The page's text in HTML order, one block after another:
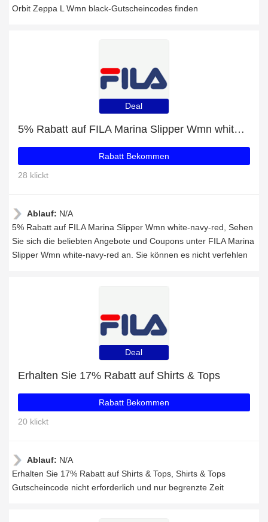
Orbit Zeppa L Wmn black-Gutscheincodes finden
Deal
5% Rabatt auf FILA Marina Slipper Wmn white-navy-red
Rabatt Bekommen
28 klickt
Ablauf: N/A
5% Rabatt auf FILA Marina Slipper Wmn white-navy-red, Sehen
Sie sich die beliebten Angebote und Coupons unter FILA Marina
Slipper Wmn white-navy-red an. Sie können es nicht verfehlen
Deal
Erhalten Sie 17% Rabatt auf Shirts & Tops
Rabatt Bekommen
20 klickt
Ablauf: N/A
Erhalten Sie 17% Rabatt auf Shirts & Tops, Shirts & Tops
Gutscheincode nicht erforderlich und nur begrenzte Zeit